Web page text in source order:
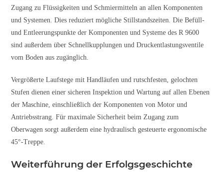
Zugang zu Flüssigkeiten und Schmiermitteln an allen Komponenten
und Systemen. Dies reduziert mögliche Stillstandszeiten. Die Befüll-
und Entleerungspunkte der Komponenten und Systeme des R 9600
sind außerdem über Schnellkupplungen und Druckentlastungsventile
vom Boden aus zugänglich.
Vergrößerte Laufstege mit Handläufen und rutschfesten, gelochten
Stufen dienen einer sicheren Inspektion und Wartung auf allen Ebenen
der Maschine, einschließlich der Komponenten von Motor und
Antriebsstrang. Für maximale Sicherheit beim Zugang zum
Oberwagen sorgt außerdem eine hydraulisch gesteuerte ergonomische
45°-Treppe.
Weiterführung der Erfolgsgeschichte